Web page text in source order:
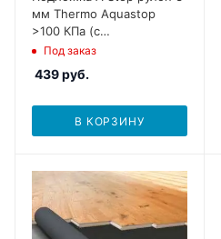
мм Thermo Aquastop
>100 КПа (с
пароизол.,оверлапом)
Под заказ
439руб.
В КОРЗИНУ